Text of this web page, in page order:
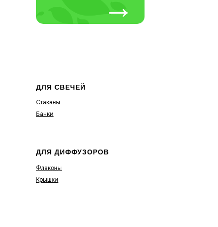
ДЛЯ СВЕЧЕЙ
Стаканы
Банки
ДЛЯ ДИФФУЗОРОВ
Флаконы
Крышки